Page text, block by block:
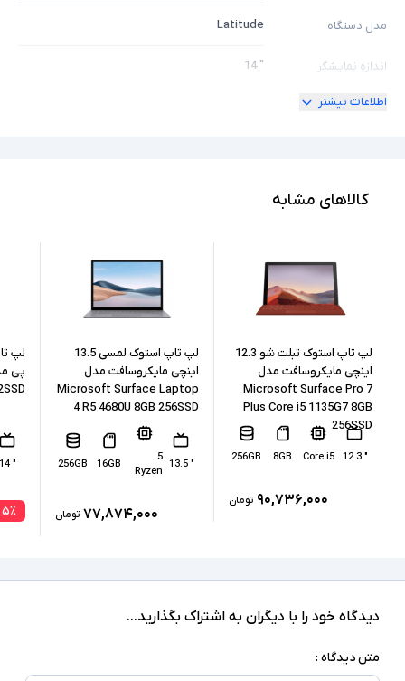
مدل دستگاه Latitude
اندازه نمایشگر " 14
امکان چرخش
نسل پردازنده
8GB
حافظه داخلی 256GB
نوع حافظه داخلی SSD
پردازنده گرافیکی Intel HD Graphics 520
2xLAN, Serial, 3xUSB 3.1, 1xUSB-Type C, SD
سیستم عامل Windows 10 Pro
اطلاعات بیشتر
کالاهای مشابه
لپ تاپ استوک تبلت شو 12.3
اینچی مایکروسافت مدل
Microsoft Surface Pro 7
Plus Core i5 1135G7 8GB
256SSD
" 12.3
Core i5
8GB
256GB
۹۰,۷۳۶,۰۰۰ تومان
لپ تاپ استوک لمسی 13.5
اینچی مایکروسافت مدل
Microsoft Surface Laptop
4 R5 4680U 8GB 256SSD
" 13.5
5
Ryzen
16GB
256GB
۷۷,۸۷۴,۰۰۰ تومان
" 14
۵٪
دیدگاه خود را با دیگران به اشتراک بگذارید...
متن دیدگاه :